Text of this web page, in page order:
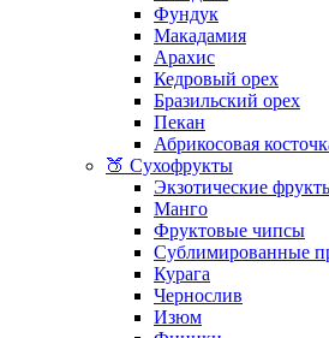
Фундук
Макадамия
Арахис
Кедровый орех
Бразильский орех
Пекан
Абрикосовая
🍑 Сухофрукты
Экзотические
Манго
Фруктовые чипсы
Сублимированные
Курага
Чернослив
Изюм